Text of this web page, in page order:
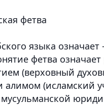
фетва
языка
фетва
(верховный
алимом (исламский